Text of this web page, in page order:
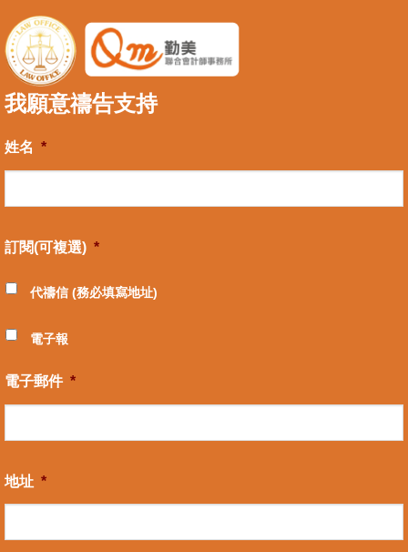
我願意禱告支持
姓名 *
訂閱(可複選) *
代禱信 (務必填寫地址)
電子報
電子郵件 *
地址 *